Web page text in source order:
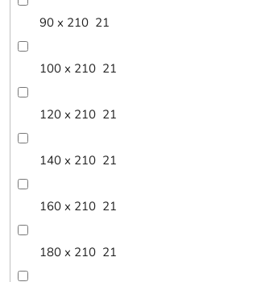
90 x 210 21
100 x 210 21
120 x 210 21
140 x 210 21
160 x 210 21
180 x 210 21